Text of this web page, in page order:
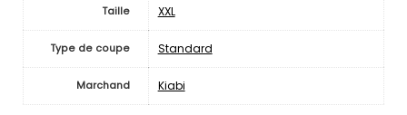
Taille XXL
Type de coupe Standard
Marchand Kiabi